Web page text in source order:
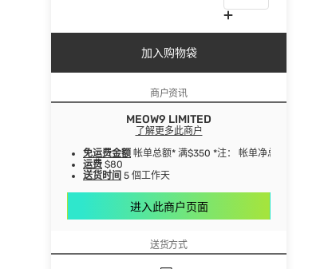
加入购物袋
商户资讯
MEOW9 LIMITED
了解更多此商户
免运费金额 帐单总额* 满$350 *注： 帐单净总额指扣除
运费 $80
送货时间 5 個工作天
进入此商户页面
送货方式